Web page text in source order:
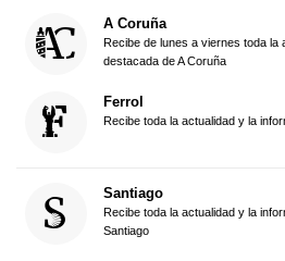
A Coruña
Recibe de lunes a viernes toda la
destacada de A Coruña
Ferrol
Recibe toda la actualidad y la
Santiago
Recibe toda la actualidad y la
Santiago